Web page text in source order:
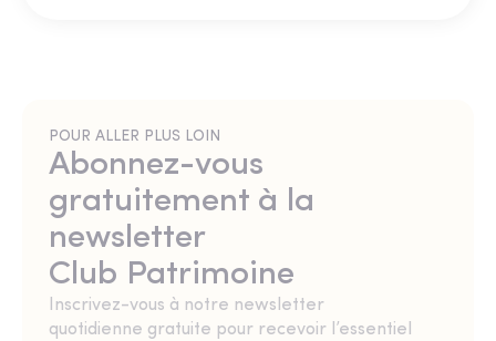
POUR ALLER PLUS LOIN
Abonnez-vous
gratuitement à la
newsletter
Club Patrimoine
Inscrivez-vous à notre newsletter
quotidienne gratuite pour recevoir l’essentiel